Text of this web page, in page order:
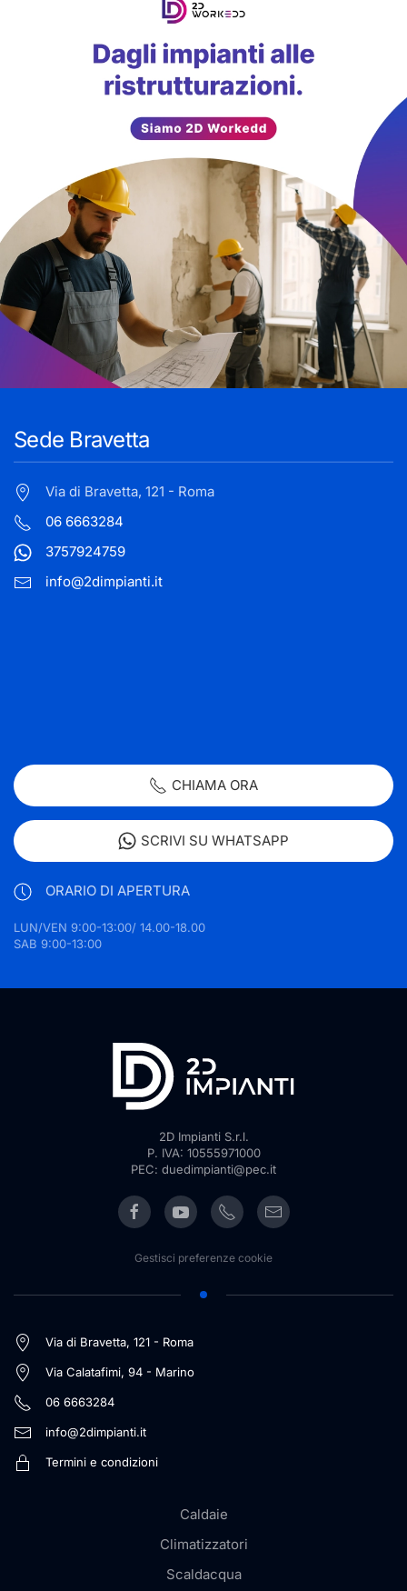
Sede Bravetta
Via di Bravetta, 121 - Roma
06 6663284
3757924759
info@2dimpianti.it
CHIAMA ORA
SCRIVI SU WHATSAPP
ORARIO DI APERTURA
LUN/VEN 9:00-13:00/ 14.00-18.00
SAB 9:00-13:00
2D Impianti S.r.l.
P. IVA: 10555971000
PEC: duedimpianti@pec.it
Gestisci preferenze cookie
Via di Bravetta, 121 - Roma
Via Calatafimi, 94 - Marino
06 6663284
info@2dimpianti.it
Termini e condizioni
Caldaie
Climatizzatori
Scaldacqua